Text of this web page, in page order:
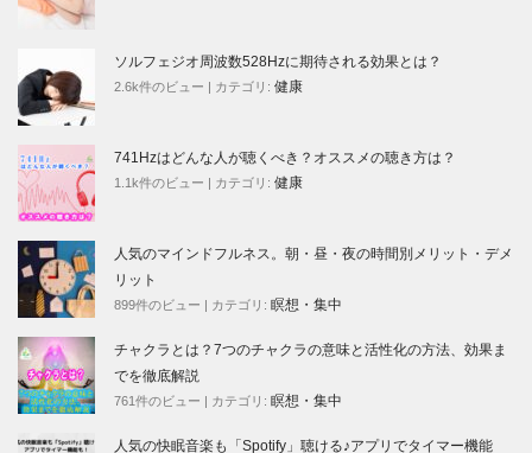
ソルフェジオ周波数528Hzに期待される効果とは？
2.6k件のビュー | カテゴリ: 健康
741Hzはどんな人が聴くべき？オススメの聴き方は？
1.1k件のビュー | カテゴリ: 健康
人気のマインドフルネス。朝・昼・夜の時間別メリット・デメ
リット
899件のビュー | カテゴリ: 瞑想・集中
チャクラとは？7つのチャクラの意味と活性化の方法、効果ま
でを徹底解説
761件のビュー | カテゴリ: 瞑想・集中
人気の快眠音楽も「Spotify」聴ける♪アプリでタイマー機能